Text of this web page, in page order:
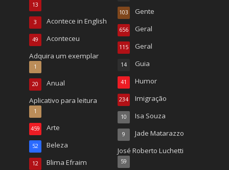
13
Acontece in English
3
Aconteceu
49
Adquira um exemplar
1
Anual
20
Aplicativo para leitura
1
Arte
459
Beleza
52
Blima Efraim
12
Gente
103
Geral
656
Geral
115
Guia
14
Humor
41
Imigração
234
Isa Souza
10
Jade Matarazzo
9
José Roberto Luchetti
59